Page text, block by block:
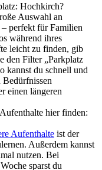
Hochkirch?
Auswahl an
perfekt für Familien
während ihres
leicht zu finden, gib
den Filter „Parkplatz
kannst du schnell und
Bedürfnissen
einen längeren
hier finden:
Aufenthalte ist der
Außerdem kannst
nutzen. Bei
sparst du